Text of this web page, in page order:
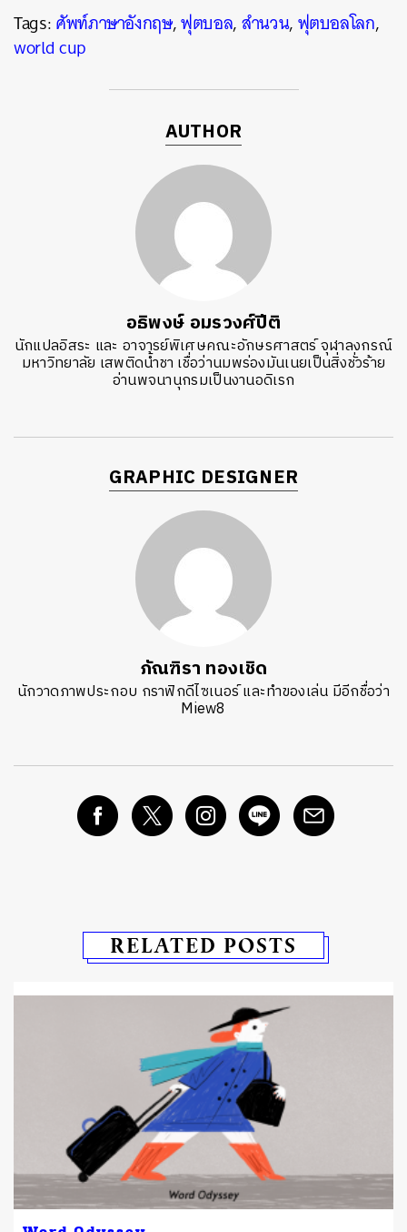
Tags:ศัพท์ภาษาอังกฤษ,ฟุตบอล,สำนวน,ฟุตบอลโลก,
world cup
AUTHOR
อธิพงษ์ อมรวงศ์ปีติ
นักแปลอิสระ และ อาจารย์พิเศษคณะอักษรศาสตร์ จุฬาลงกรณ์
มหาวิทยาลัย เสพติดน้ำชา เชื่อว่านมพร่องมันเนยเป็นสิ่งชั่วร้าย
อ่านพจนานุกรมเป็นงานอดิเรก
GRAPHIC DESIGNER
ภัณฑิรา ทองเชิด
นักวาดภาพประกอบ กราฟิกดีไซเนอร์ และทำของเล่น มีอีกชื่อว่า
Miew8
RELATED POSTS